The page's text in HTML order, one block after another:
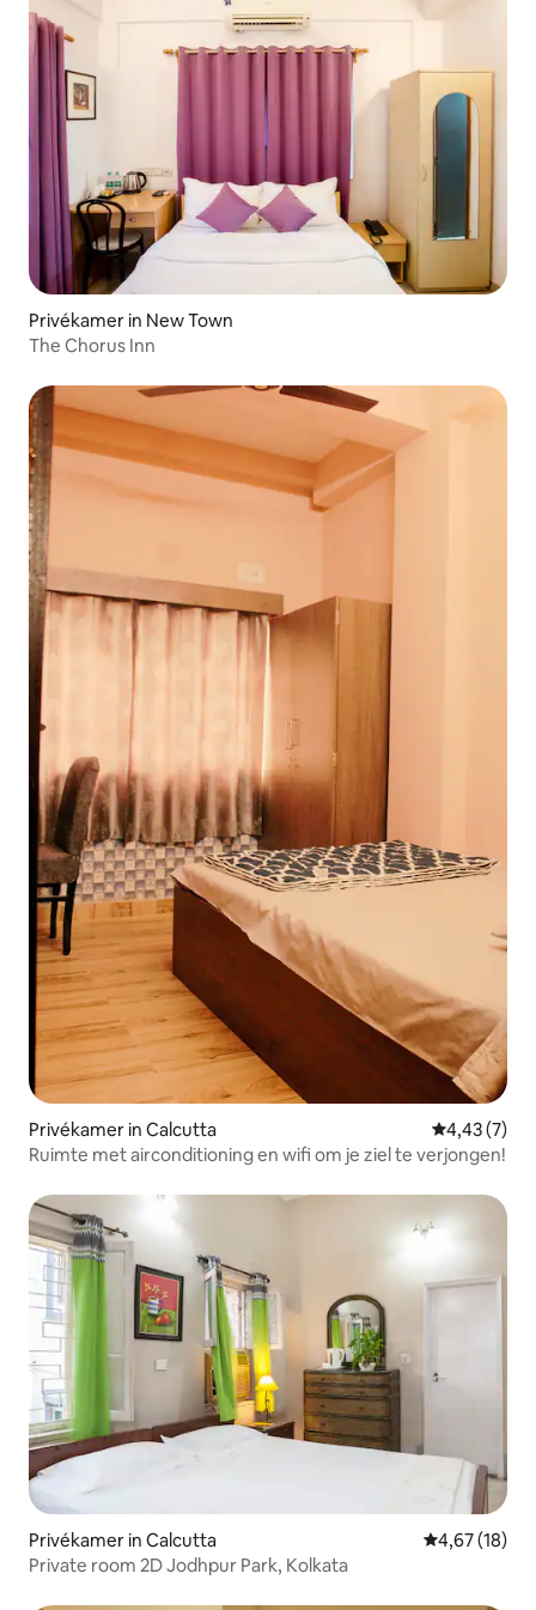
Privékamer in New Town
The Chorus Inn
Privékamer in Calcutta
4,43 (7)
Ruimte met airconditioning en wifi om je ziel te verjongen!
Privékamer in Calcutta Gemiddelde
4,67 (18)
Private room 2D Jodhpur Park, Kolkata